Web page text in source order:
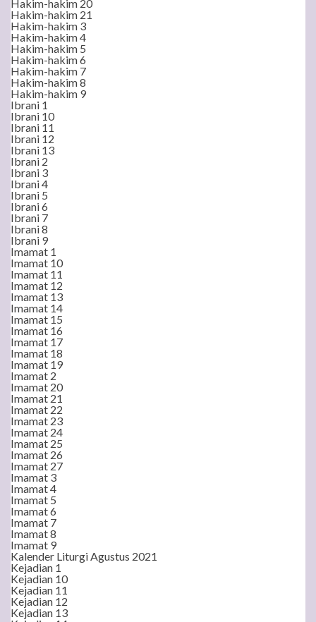
Hakim-hakim 20
Hakim-hakim 21
Hakim-hakim 3
Hakim-hakim 4
Hakim-hakim 5
Hakim-hakim 6
Hakim-hakim 7
Hakim-hakim 8
Hakim-hakim 9
Ibrani 1
Ibrani 10
Ibrani 11
Ibrani 12
Ibrani 13
Ibrani 2
Ibrani 3
Ibrani 4
Ibrani 5
Ibrani 6
Ibrani 7
Ibrani 8
Ibrani 9
Imamat 1
Imamat 10
Imamat 11
Imamat 12
Imamat 13
Imamat 14
Imamat 15
Imamat 16
Imamat 17
Imamat 18
Imamat 19
Imamat 2
Imamat 20
Imamat 21
Imamat 22
Imamat 23
Imamat 24
Imamat 25
Imamat 26
Imamat 27
Imamat 3
Imamat 4
Imamat 5
Imamat 6
Imamat 7
Imamat 8
Imamat 9
Kalender Liturgi Agustus 2021
Kejadian 1
Kejadian 10
Kejadian 11
Kejadian 12
Kejadian 13